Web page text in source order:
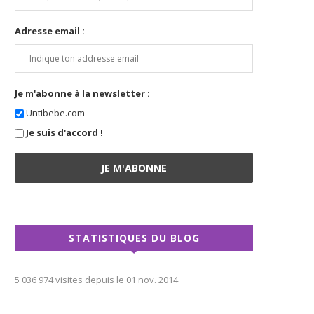
Adresse email :
Je m'abonne à la newsletter :
Untibebe.com
Je suis d'accord !
STATISTIQUES DU BLOG
5 036 974 visites depuis le 01 nov. 2014